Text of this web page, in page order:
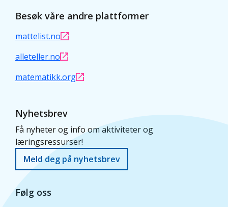
Besøk våre andre plattformer
mattelist.no
alleteller.no
matematikk.org
Nyhetsbrev
Få nyheter og info om aktiviteter og
læringsressurser!
Meld deg på nyhetsbrev
Følg oss